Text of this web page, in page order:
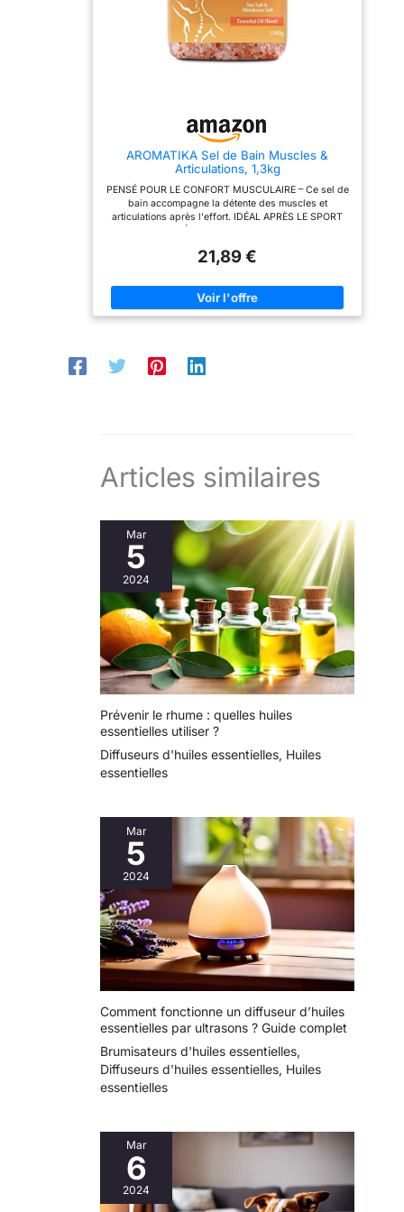
huiles
essentielles
naturelles
et à se ressourcer en
émotions positives
Remplissez-vous de
bonne humeur et de bien-
être grâce aux sels de
de mer naturels riches en
minéraux, dans ce sel il y
a des huiles de noix de
coco et prenez le bain Le
sel marin enrichi par
chaleur et le soin, en vous
l'atmosphère de confort,
de souvenirs agréables et
AROMATIKA Sel de Bain Muscles &
Articulations, 1,3kg
PENSÉ POUR LE CONFORT MUSCULAIRE – Ce sel de
bain accompagne la détente des muscles et
articulations après l'effort. IDÉAL APRÈS LE SPORT
SIMPLE ET EFFICACE – Une poignée de sel sous
l'ensemble du corps. POUR LES PERSONNES
ACTIVES – Un rituel adapté aux sportifs comme à
ceux qui ressentent des tensions en fin de journée.
21,89 €
Articles similaires
Mar
5
2024
Prévenir le rhume : quelles huiles
essentielles utiliser ?
Diffuseurs d'huiles essentielles, Huiles
essentielles
Mar
5
2024
Comment fonctionne un diffuseur d’huiles
essentielles par ultrasons ? Guide complet
Brumisateurs d'huiles essentielles,
Diffuseurs d'huiles essentielles, Huiles
essentielles
Mar
6
2024